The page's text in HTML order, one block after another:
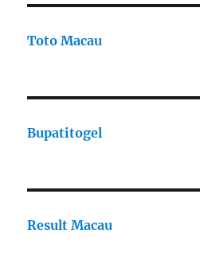
Toto Macau
Bupatitogel
Result Macau